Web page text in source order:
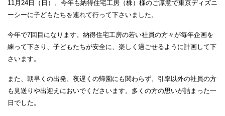
11月24日（日）、今年も納得住宅工房（株）様のご厚意で東京ディズニ
ーシーに子どもたちを連れて行って下さいました。
今年で7回目になります。納得住宅工房の若い社員の方々が毎年企画を
練って下さり、子どもたちが安全に、楽しく過ごせるように計画して下
さいます。
また、朝早くの出発、夜遅くの帰園にも関わらず、引率以外の社員の方
も見送りや出迎えにおいでくださいます。多くの方の思いが詰まった一
日でした。